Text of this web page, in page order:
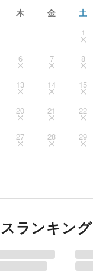
木 金 土
1
6 7 8
13 14 15
20 21 22
27 28 29
ランキング